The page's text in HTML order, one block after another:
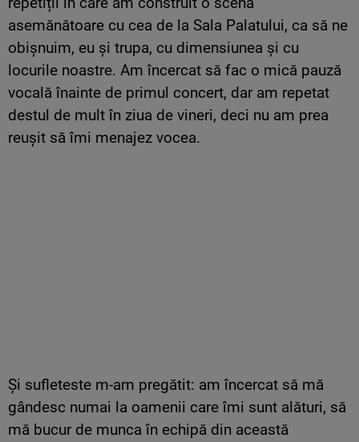
asemănătoare cu cea de la Sala Palatului, ca să ne
obișnuim, eu și trupa, cu dimensiunea și cu
locurile noastre. Am încercat să fac o mică pauză
vocală înainte de primul concert, dar am repetat
destul de mult în ziua de vineri, deci nu am prea
reușit să îmi menajez vocea.
Și sufleteste m-am pregătit: am încercat să mă
gândesc numai la oamenii care îmi sunt alături, să
mă bucur de munca în echipă din această